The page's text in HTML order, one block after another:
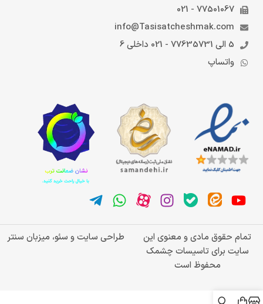
77501067 - 021
info@Tasisatcheshmak.com
5 الی 77635731 - 021 داخلی 6
واتساپ
تمام حقوق مادی و معنوی این
سایت برای تاسیسات چشمک
محفوظ است
طراحی سایت و سئو، میزبان سنتر